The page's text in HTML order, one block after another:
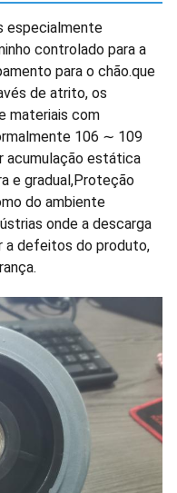
especialmente
controlado para a
para o chão.que
de atrito, os
materiais com
106 ∼ 109
acumulação estática
e gradual,Proteção
do ambiente
onde a descarga
a defeitos do produto,